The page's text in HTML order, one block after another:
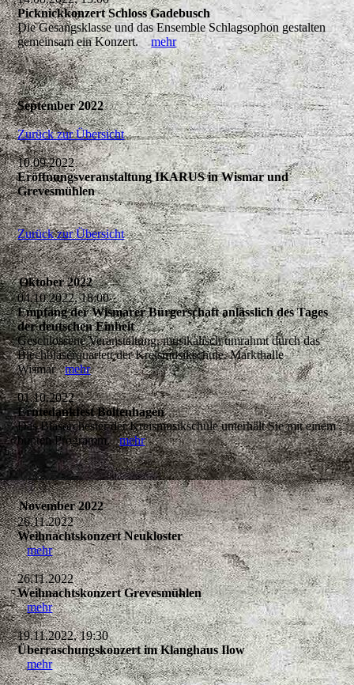
Picknickkonzert Schloss Gadebusch
Die Gesangsklasse und das Ensemble Schlagsophon gestalten
gemeinsam ein Konzert.mehr
September 2022
Zurück zur Übersicht
10.09.2022
Eröffnungsveranstaltung IKARUS in Wismar und
Grevesmühlen
Zurück zur Übersicht
Oktober 2022
04.10.2022, 18:00
Empfang der Wismarer Bürgerschaft anlässlich des Tages
der deutschen Einheit
Geschlossene Veranstaltung, musikalisch umrahmt durch das
Blechbläserquartett der Kreismusikschule. Markthalle
Wismarmehr
01.10.2022
Erntedankfest Boltenhagen
Das Blasorchester der Kreismusikschule unterhält Sie mit einem
bunten Programm.mehr
November 2022
26.11.2022
Weihnachtskonzert Neukloster
mehr
26.11.2022
Weihnachtskonzert Grevesmühlen
mehr
19.11.2022, 19:30
Überraschungskonzert im Klanghaus Ilow
mehr